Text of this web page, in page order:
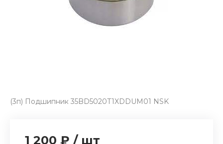
(3п) Подшипник 35BD5020T1XDDUM01 NSK
1 200 ₽ / шт